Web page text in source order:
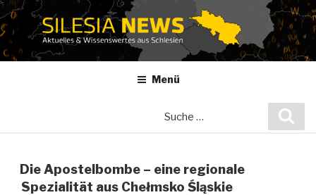
Zum
Inhalt
springen
Menü
Die Apostelbombe – eine regionale
Spezialität aus Chełmsko Śląskie